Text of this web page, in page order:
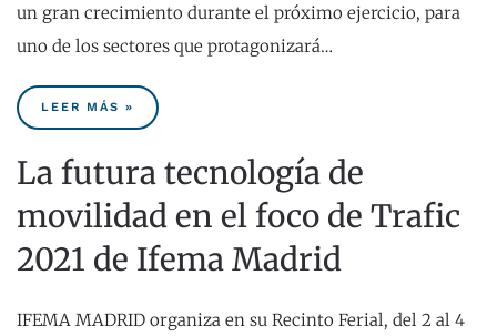
un gran crecimiento durante el próximo ejercicio, para
uno de los sectores que protagonizará…
LEER MÁS »
La futura tecnología de
movilidad en el foco de Trafic
2021 de Ifema Madrid
IFEMA MADRID organiza en su Recinto Ferial, del 2 al 4